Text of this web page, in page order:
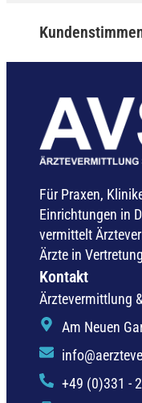
Für Praxen,
Einrichtungen in
vermittelt
Ärzte in
Kontakt
Ärztevermittlung
Am Neuen
+49 (0)331 -